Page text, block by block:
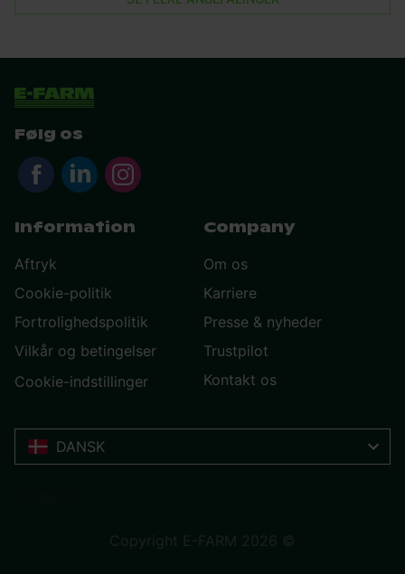
Følg os
Information
Aftryk
Cookie-politik
Fortrolighedspolitik
Vilkår og betingelser
Cookie-indstillinger
Company
Om os
Karriere
Presse & nyheder
Trustpilot
Kontakt os
DANSK